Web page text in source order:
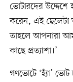
ভোটারদের
করেন, এই ছেলেটা
তাহলে আপনারা
কাছে প্রত্যাশা।’
গণভোটে ‘হ্যাঁ’